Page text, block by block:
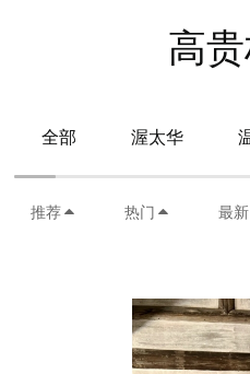
高
全部 渥太华
推荐 热门 最新